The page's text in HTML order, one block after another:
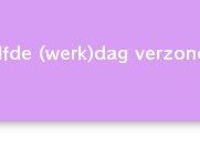
(werk)dag